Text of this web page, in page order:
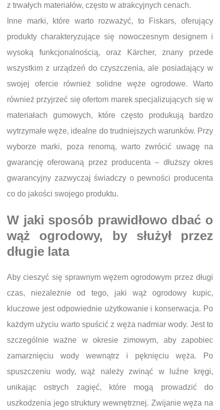
z trwałych materiałów, często w atrakcyjnych cenach.
Inne marki, które warto rozważyć, to Fiskars, oferujący
produkty charakteryzujące się nowoczesnym designem i
wysoką funkcjonalnością, oraz Kärcher, znany przede
wszystkim z urządzeń do czyszczenia, ale posiadający w
swojej ofercie również solidne węże ogrodowe. Warto
również przyjrzeć się ofertom marek specjalizujących się w
materiałach gumowych, które często produkują bardzo
wytrzymałe węże, idealne do trudniejszych warunków. Przy
wyborze marki, poza renomą, warto zwrócić uwagę na
gwarancję oferowaną przez producenta – dłuższy okres
gwarancyjny zazwyczaj świadczy o pewności producenta
co do jakości swojego produktu.
W jaki sposób prawidłowo dbać o
wąż ogrodowy, by służył przez
długie lata
Aby cieszyć się sprawnym wężem ogrodowym przez długi
czas, niezależnie od tego, jaki wąż ogrodowy kupic,
kluczowe jest odpowiednie użytkowanie i konserwacja. Po
każdym użyciu warto spuścić z węża nadmiar wody. Jest to
szczególnie ważne w okresie zimowym, aby zapobiec
zamarznięciu wody wewnątrz i pęknięciu węża. Po
spuszczeniu wody, wąż należy zwinąć w luźne kręgi,
unikając ostrych zagięć, które mogą prowadzić do
uszkodzenia jego struktury wewnętrznej. Zwijanie węża na